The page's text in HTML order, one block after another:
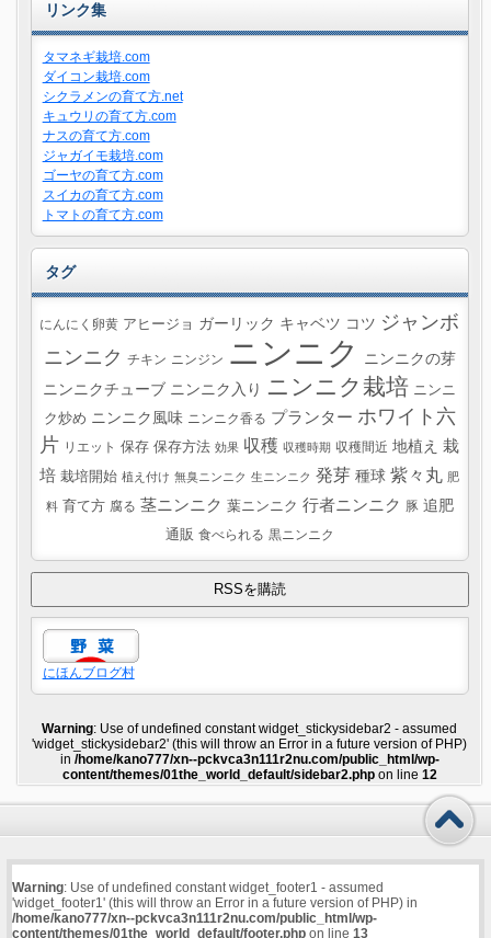
リンク集
タマネギ栽培.com
ダイコン栽培.com
シクラメンの育て方.net
キュウリの育て方.com
ナスの育て方.com
ジャガイモ栽培.com
ゴーヤの育て方.com
スイカの育て方.com
トマトの育て方.com
タグ
にんにく卵黄 アヒージョ ガーリック キャベツ コツ ジャンボ
ニンニク チキン ニンジン ニンニク
ニンニクの芽
ニンニクチューブ ニンニク入り ニンニク栽培 ニンニ
ク炒め ニンニク風味 ニンニク香る プランター ホワイト六
片 リエット 保存 保存方法 効果 収穫 収穫時期 収穫間近 地植え 栽
培 栽培開始 植え付け 無臭ニンニク 生ニンニク 発芽 種球 紫々丸 肥
料 育て方 腐る 茎ニンニク 葉ニンニク 行者ニンニク 豚 追肥
通販 食べられる 黒ニンニク
にほんブログ村
Warning: Use of undefined constant widget_stickysidebar2 - assumed
'widget_stickysidebar2' (this will throw an Error in a future version of PHP)
in /home/kano777/xn--pckvca3n111r2nu.com/public_html/wp-
content/themes/01the_world_default/sidebar2.phpon line 12
Warning: Use of undefined constant widget_footer1 - assumed
'widget_footer1' (this will throw an Error in a future version of PHP) in
/home/kano777/xn--pckvca3n111r2nu.com/public_html/wp-
content/themes/01the_world_default/footer.phpon line 13